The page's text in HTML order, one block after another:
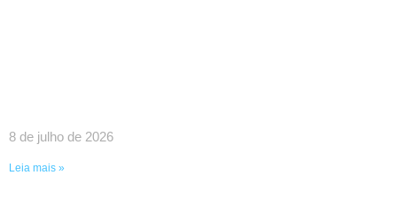
8 de julho de 2026
Leia mais »